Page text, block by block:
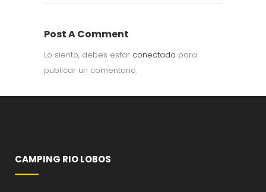
Post A Comment
Lo siento, debes estar conectado para
publicar un comentario.
CAMPING RIO LOBOS